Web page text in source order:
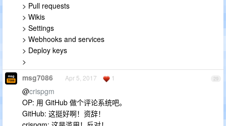
> Pull requests
> Wikis
> Settings
> Webhooks and services
> Deploy keys
>
29
msg7086 Apr 5, 2017 1
@crispgm
OP: 用 GitHub 做个评论系统吧。
GitHub: 这挺好啊！资辞！